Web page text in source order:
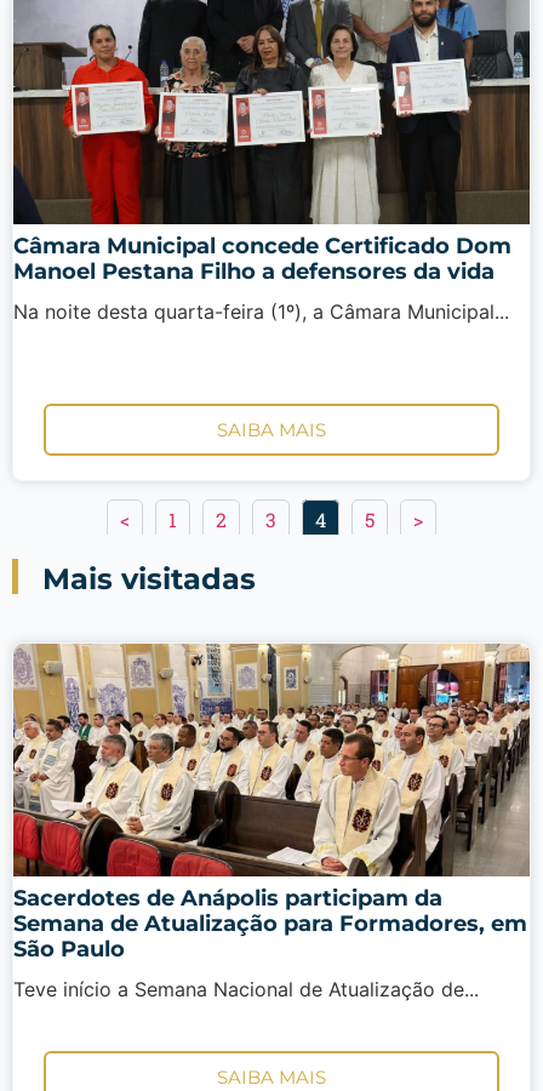
Câmara Municipal concede Certificado Dom
Manoel Pestana Filho a defensores da vida
Na noite desta quarta-feira (1º), a Câmara Municipal...
SAIBA MAIS
< 1 2 3 4 5 >
Mais visitadas
Sacerdotes de Anápolis participam da
Semana de Atualização para Formadores, em
São Paulo
Teve início a Semana Nacional de Atualização de...
SAIBA MAIS